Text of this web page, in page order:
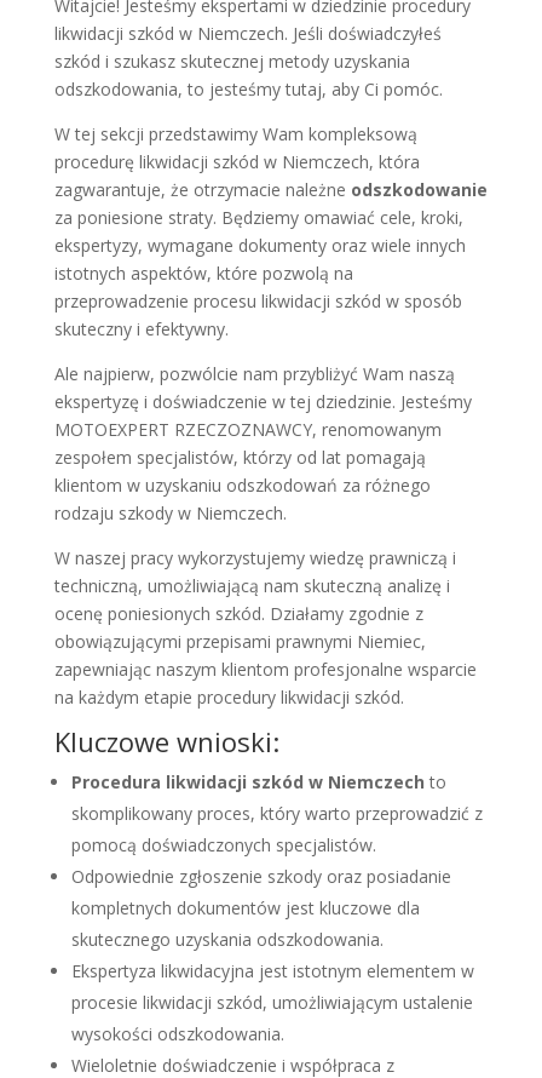
Witajcie! Jesteśmy ekspertami w dziedzinie procedury
likwidacji szkód w Niemczech. Jeśli doświadczyłeś
szkód i szukasz skutecznej metody uzyskania
odszkodowania, to jesteśmy tutaj, aby Ci pomóc.
W tej sekcji przedstawimy Wam kompleksową
procedurę likwidacji szkód w Niemczech, która
zagwarantuje, że otrzymacie należne odszkodowanie
za poniesione straty. Będziemy omawiać cele, kroki,
ekspertyzy, wymagane dokumenty oraz wiele innych
istotnych aspektów, które pozwolą na
przeprowadzenie procesu likwidacji szkód w sposób
skuteczny i efektywny.
Ale najpierw, pozwólcie nam przybliżyć Wam naszą
ekspertyzę i doświadczenie w tej dziedzinie. Jesteśmy
MOTOEXPERT RZECZOZNAWCY, renomowanym
zespołem specjalistów, którzy od lat pomagają
klientom w uzyskaniu odszkodowań za różnego
rodzaju szkody w Niemczech.
W naszej pracy wykorzystujemy wiedzę prawniczą i
techniczną, umożliwiającą nam skuteczną analizę i
ocenę poniesionych szkód. Działamy zgodnie z
obowiązującymi przepisami prawnymi Niemiec,
zapewniając naszym klientom profesjonalne wsparcie
na każdym etapie procedury likwidacji szkód.
Kluczowe wnioski:
Procedura likwidacji szkód w Niemczech to
skomplikowany proces, który warto przeprowadzić z
pomocą doświadczonych specjalistów.
Odpowiednie zgłoszenie szkody oraz posiadanie
kompletnych dokumentów jest kluczowe dla
skutecznego uzyskania odszkodowania.
Ekspertyza likwidacyjna jest istotnym elementem w
procesie likwidacji szkód, umożliwiającym ustalenie
wysokości odszkodowania.
Wieloletnie doświadczenie i współpraca z